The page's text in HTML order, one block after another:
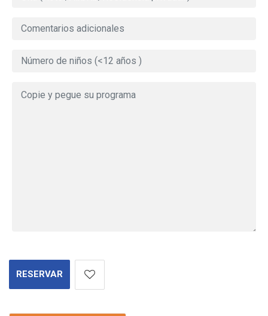
RESERVAR